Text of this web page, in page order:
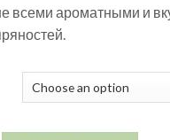
всеми ароматными и